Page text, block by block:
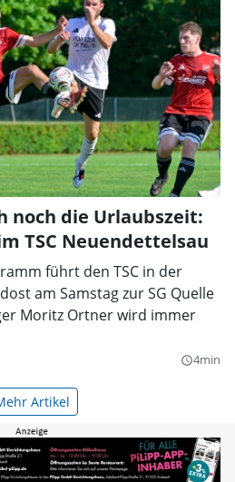
noch die Urlaubszeit:
TSC Neuendettelsau
führt den TSC in der
am Samstag zur SG Quelle
Moritz Ortner wird immer
query_builder4min
Artikel